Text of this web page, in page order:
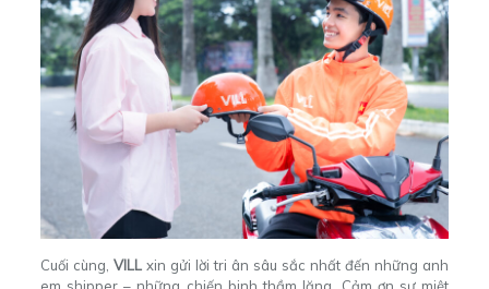
Cuối cùng, VILLxin gửi lời tri ân sâu sắc nhất đến những anh
em shipper – những chiến binh thầm lặng. Cảm ơn sự miệt